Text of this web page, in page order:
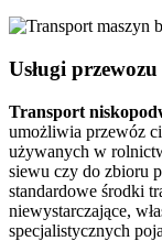
Usługi
Transport
umożliwia przewóz
używanych w
siewu czy do zbioru
standardowe środki
niewystarczające,
specjalistycznych